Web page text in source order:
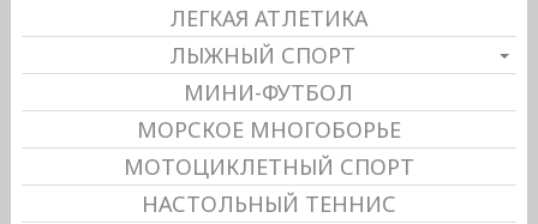
ЛЕГКАЯ АТЛЕТИКА
ЛЫЖНЫЙ СПОРТ
МИНИ-ФУТБОЛ
МОРСКОЕ МНОГОБОРЬЕ
МОТОЦИКЛЕТНЫЙ СПОРТ
НАСТОЛЬНЫЙ ТЕННИС